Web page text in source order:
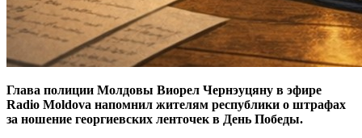
Глава полиции Молдовы Виорел Чернэуцяну в эфире
Radio Moldova напомнил жителям республики о штрафах
за ношение георгиевских ленточек в День Победы.